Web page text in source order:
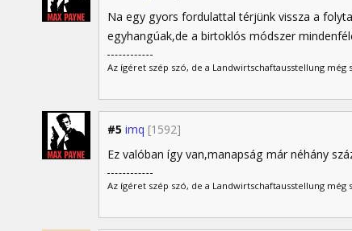
Na egy gyors fordulattal térjünk vissza a
egyhangúak,de a birtoklós módszer
Az ígéret szép szó, de a Landwirtschaftausstellung még
#5 imq [1592]
Ez valóban így van,manapság már néhány
Az ígéret szép szó, de a Landwirtschaftausstellung még